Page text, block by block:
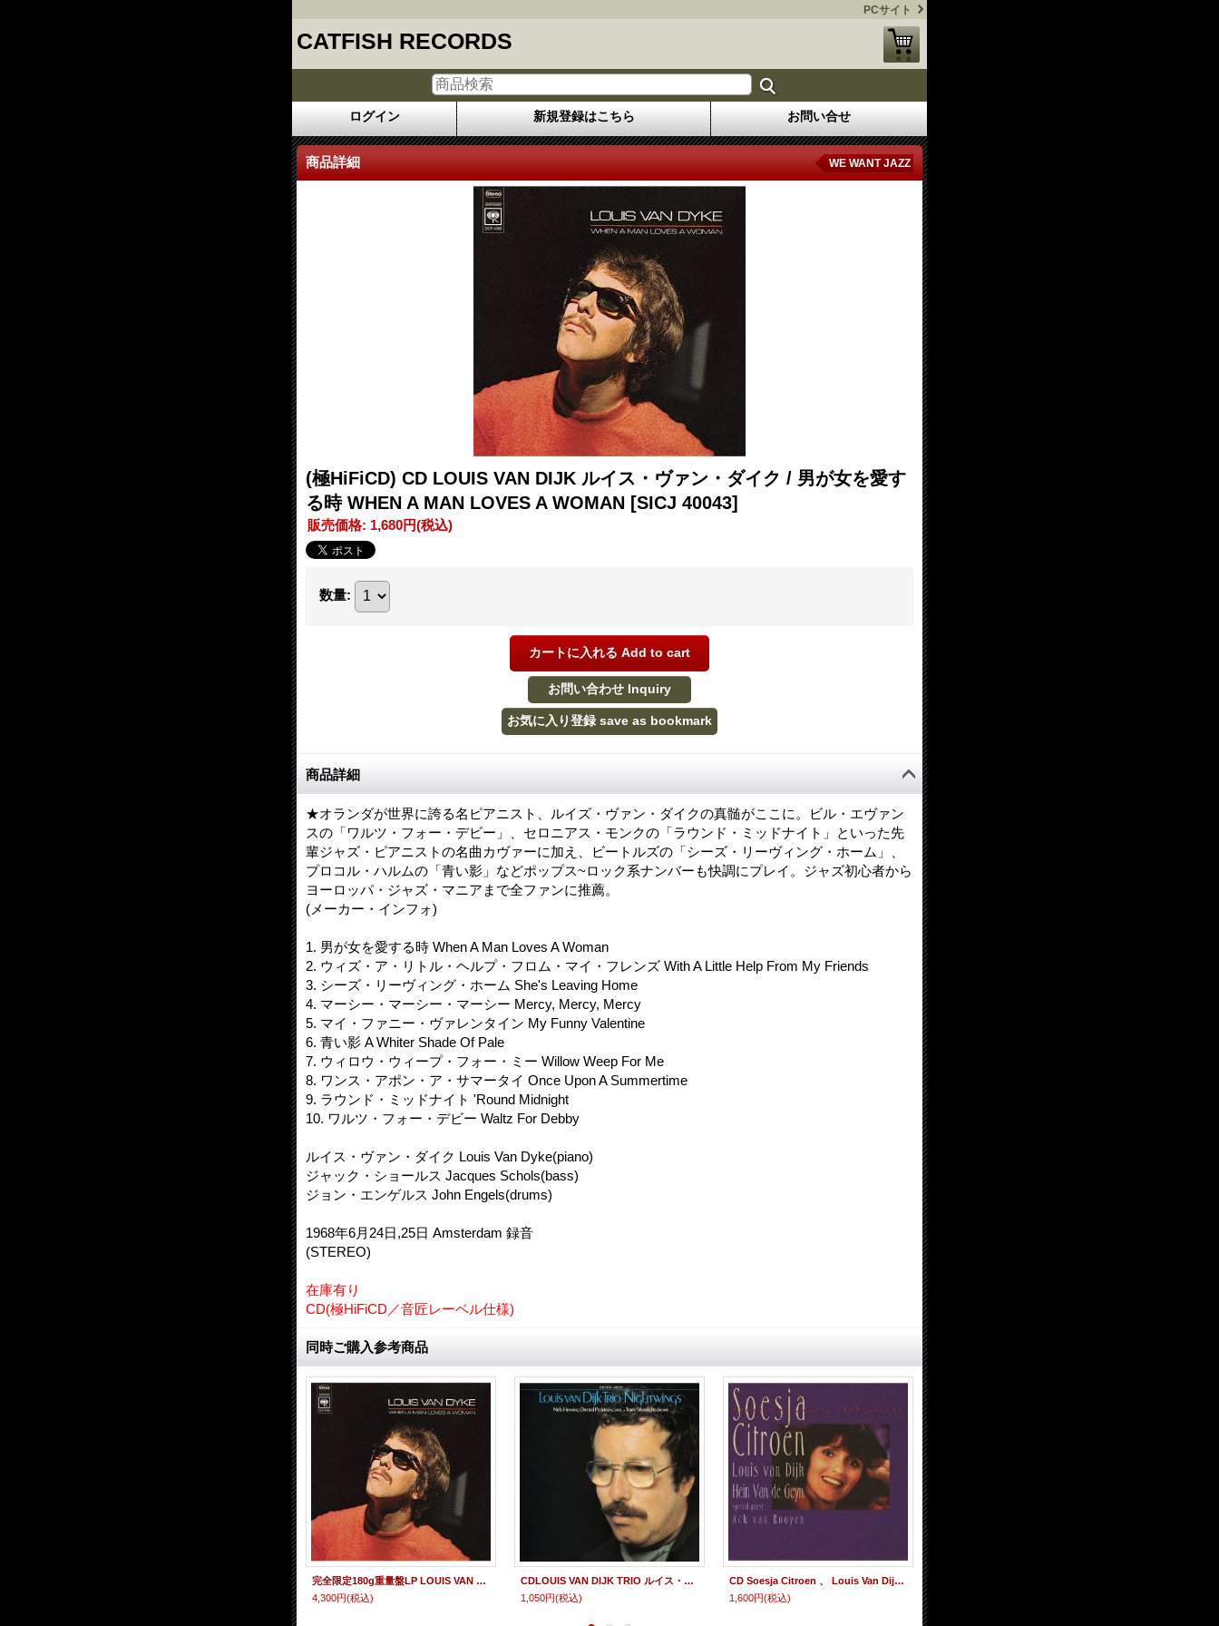
PCサイト
CATFISH RECORDS
ログイン 新規登録はこちら お問い合せ
商品詳細 WE WANT JAZZ
(極HiFiCD) CD LOUIS VAN DIJK ルイス・ヴァン・ダイク / 男が女を愛す
る時 WHEN A MAN LOVES A WOMAN [SICJ 40043]
販売価格: 1,680円(税込)
数量:
商品詳細
★オランダが世界に誇る名ピアニスト、ルイズ・ヴァン・ダイクの真髄がここに。ビル・エヴァン
スの「ワルツ・フォー・デビー」、セロニアス・モンクの「ラウンド・ミッドナイト」といった先
輩ジャズ・ピアニストの名曲カヴァーに加え、ビートルズの「シーズ・リーヴィング・ホーム」、
プロコル・ハルムの「青い影」などポップス~ロック系ナンバーも快調にプレイ。ジャズ初心者から
ヨーロッパ・ジャズ・マニアまで全ファンに推薦。
(メーカー・インフォ)
1. 男が女を愛する時 When A Man Loves A Woman
2. ウィズ・ア・リトル・ヘルプ・フロム・マイ・フレンズ With A Little Help From My Friends
3. シーズ・リーヴィング・ホーム She's Leaving Home
4. マーシー・マーシー・マーシー Mercy, Mercy, Mercy
5. マイ・ファニー・ヴァレンタイン My Funny Valentine
6. 青い影 A Whiter Shade Of Pale
7. ウィロウ・ウィープ・フォー・ミー Willow Weep For Me
8. ワンス・アポン・ア・サマータイ Once Upon A Summertime
9. ラウンド・ミッドナイト 'Round Midnight
10. ワルツ・フォー・デビー Waltz For Debby
ルイス・ヴァン・ダイク Louis Van Dyke(piano)
ジャック・ショールス Jacques Schols(bass)
ジョン・エンゲルス John Engels(drums)
1968年6月24日,25日 Amsterdam 録音
(STEREO)
在庫有り
CD(極HiFiCD／音匠レーベル仕様)
同時ご購入参考商品
完全限定180g重量盤LP LOUIS VAN DIJK ルイス・ヴァン・ダイク / 男が女を愛する時 WHEN A MAN LOVES A WOMAN
4,300円(税込)
CDLOUIS VAN DIJK TRIO ルイス・ヴァン・ダイク・トリオ / NIGHTWINGS ナイトウィングス
1,050円(税込)
CD Soesja Citroen 、 Louis Van Dijk Trio ソーシャ・シトロエン・ウィズ・ルイス・ヴァン・ダイク・トリオ / ソングス・フォー・ラヴァーズ・アンド・ルーザーズ(完全限定生産盤)
1,600円(税込)